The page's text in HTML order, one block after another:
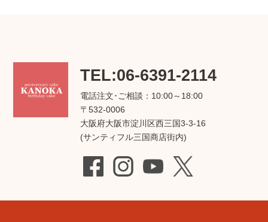
TEL:06-6391-2114
電話注文･ご相談：10:00～18:00
〒532-0006
大阪府大阪市淀川区西三国3-3-16
(サンティフル三国商店街内)